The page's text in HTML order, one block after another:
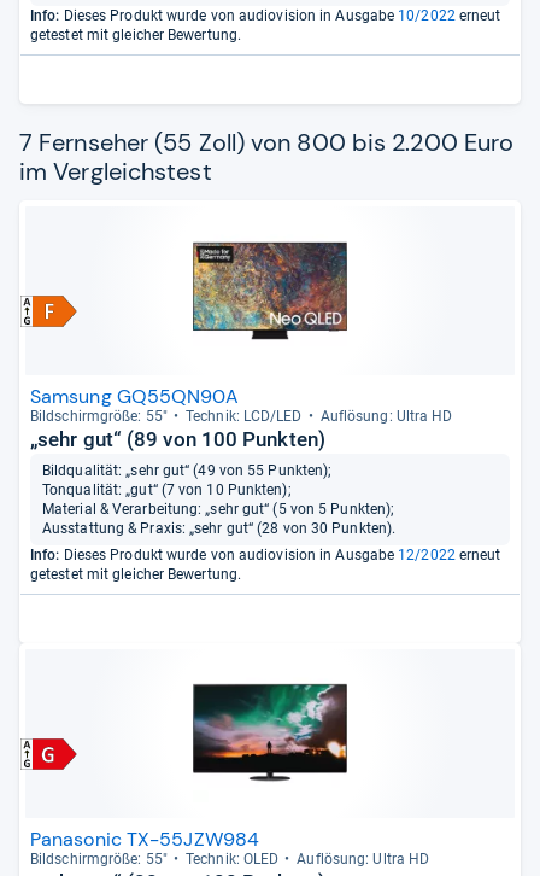
Info: Dieses Produkt wurde von audiovision in Ausgabe 10/2022erneut
getestet mit gleicher Bewertung.
7 Fernseher (55 Zoll) von 800 bis 2.200 Euro
im Vergleichstest
Samsung GQ55QN90A
Bild­schirm­größe: 55" Tech­nik: LCD/LED Auf­lö­sung: Ultra HD
„sehr gut“ (89 von 100 Punkten)
Bildqualität: „sehr gut“ (49 von 55 Punkten);
Tonqualität: „gut“ (7 von 10 Punkten);
Material & Verarbeitung: „sehr gut“ (5 von 5 Punkten);
Ausstattung & Praxis: „sehr gut“ (28 von 30 Punkten).
Info: Dieses Produkt wurde von audiovision in Ausgabe 12/2022 erneut
getestet mit gleicher Bewertung.
Panasonic TX-55JZW984
Bild­schirm­größe: 55" Tech­nik: OLED Auf­lö­sung: Ultra HD